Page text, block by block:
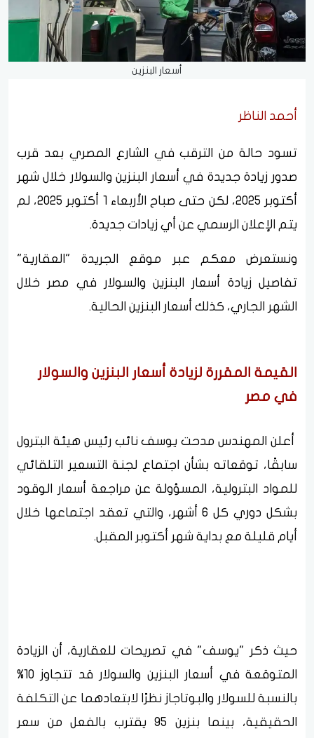
أسعار البنزين
أحمد الناظر
تسود حالة من الترقب في الشارع المصري بعد قرب
صدور زيادة جديدة في أسعار البنزين والسولار خلال شهر
أكتوبر 2025، لكن حتى صباح الأربعاء 1 أكتوبر 2025، لم
يتم الإعلان الرسمي عن أي زيادات جديدة.
ونستعرض معكم عبر موقع الجريدة "العقارية"
تفاصيل زيادة أسعار البنزين والسولار في مصر خلال
الشهر الجاري، كذلك أسعار البنزين الحالية.
القيمة المقررة لزيادة أسعار البنزين والسولار
في مصر
أعلن المهندس مدحت يوسف نائب رئيس هيئة البترول
سابقًا، توقعاته بشأن اجتماع لجنة التسعير التلقائي
للمواد البترولية، المسؤولة عن مراجعة أسعار الوقود
بشكل دوري كل 6 أشهر، والتي تعقد اجتماعها خلال
أيام قليلة مع بداية شهر أكتوبر المقبل.
حيث ذكر "يوسف" في تصريحات للعقارية، أن الزيادة
المتوقعة في أسعار البنزين والسولار قد تتجاوز 10%
بالنسبة للسولار والبوتاجاز نظرًا لابتعادهما عن التكلفة
الحقيقية، بينما بنزين 95 يقترب بالفعل من سعر